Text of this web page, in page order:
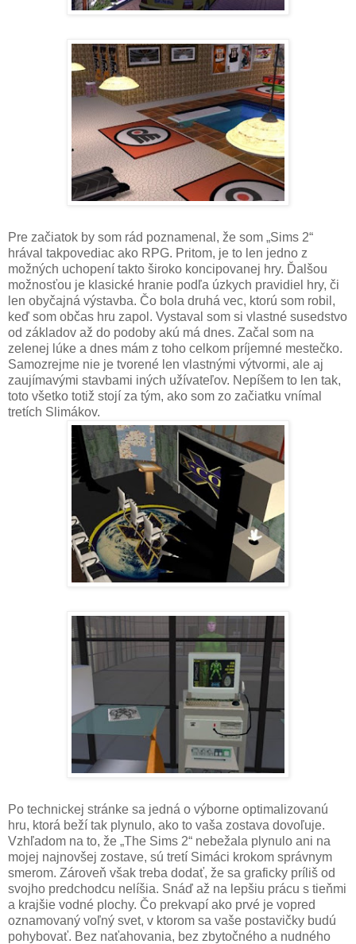
Pre začiatok by som rád poznamenal, že som „Sims 2“
hrával takpovediac ako RPG. Pritom, je to len jedno z
možných uchopení takto široko koncipovanej hry. Ďalšou
možnosťou je klasické hranie podľa úzkych pravidiel hry, či
len obyčajná výstavba. Čo bola druhá vec, ktorú som robil,
keď som občas hru zapol. Vystaval som si vlastné susedstvo
od základov až do podoby akú má dnes. Začal som na
zelenej lúke a dnes mám z toho celkom príjemné mestečko.
Samozrejme nie je tvorené len vlastnými výtvormi, ale aj
zaujímavými stavbami iných užívateľov. Nepíšem to len tak,
toto všetko totiž stojí za tým, ako som zo začiatku vnímal
tretích Slimákov.
Po technickej stránke sa jedná o výborne optimalizovanú
hru, ktorá beží tak plynulo, ako to vaša zostava dovoľuje.
Vzhľadom na to, že „The Sims 2“ nebežala plynulo ani na
mojej najnovšej zostave, sú tretí Simáci krokom správnym
smerom. Zároveň však treba dodať, že sa graficky príliš od
svojho predchodcu nelíšia. Snáď až na lepšiu prácu s tieňmi
a krajšie vodné plochy. Čo prekvapí ako prvé je vopred
oznamovaný voľný svet, v ktorom sa vaše postavičky budú
pohybovať. Bez naťahovania, bez zbytočného a nudného